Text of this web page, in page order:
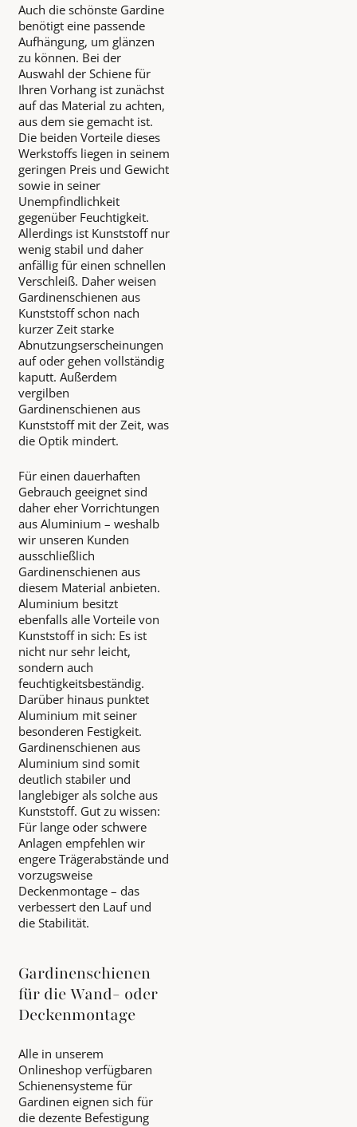
Auch die schönste Gardine
benötigt eine passende
Aufhängung, um glänzen
zu können. Bei der
Auswahl der Schiene für
Ihren Vorhang ist zunächst
auf das Material zu achten,
aus dem sie gemacht ist.
Die beiden Vorteile dieses
Werkstoffs liegen in seinem
geringen Preis und Gewicht
sowie in seiner
Unempfindlichkeit
gegenüber Feuchtigkeit.
Allerdings ist Kunststoff nur
wenig stabil und daher
anfällig für einen schnellen
Verschleiß. Daher weisen
Gardinenschienen aus
Kunststoff schon nach
kurzer Zeit starke
Abnutzungserscheinungen
auf oder gehen vollständig
kaputt. Außerdem
vergilben
Gardinenschienen aus
Kunststoff mit der Zeit, was
die Optik mindert.
Für einen dauerhaften
Gebrauch geeignet sind
daher eher Vorrichtungen
aus Aluminium – weshalb
wir unseren Kunden
ausschließlich
Gardinenschienen aus
diesem Material anbieten.
Aluminium besitzt
ebenfalls alle Vorteile von
Kunststoff in sich: Es ist
nicht nur sehr leicht,
sondern auch
feuchtigkeitsbeständig.
Darüber hinaus punktet
Aluminium mit seiner
besonderen Festigkeit.
Gardinenschienen aus
Aluminium sind somit
deutlich stabiler und
langlebiger als solche aus
Kunststoff. Gut zu wissen:
Für lange oder schwere
Anlagen empfehlen wir
engere Trägerabstände und
vorzugsweise
Deckenmontage – das
verbessert den Lauf und
die Stabilität.
Gardinenschienen
für die Wand- oder
Deckenmontage
Alle in unserem
Onlineshop verfügbaren
Schienensysteme für
Gardinen eignen sich für
die dezente Befestigung